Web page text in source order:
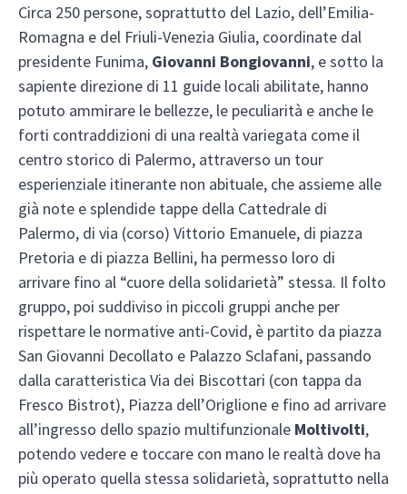
Circa 250 persone, soprattutto del Lazio, dell’Emilia-
Romagna e del Friuli-Venezia Giulia, coordinate dal
presidente Funima, Giovanni Bongiovanni, e sotto la
sapiente direzione di 11 guide locali abilitate, hanno
potuto ammirare le bellezze, le peculiarità e anche le
forti contraddizioni di una realtà variegata come il
centro storico di Palermo, attraverso un tour
esperienziale itinerante non abituale, che assieme alle
già note e splendide tappe della Cattedrale di
Palermo, di via (corso) Vittorio Emanuele, di piazza
Pretoria e di piazza Bellini, ha permesso loro di
arrivare fino al “cuore della solidarietà” stessa. Il folto
gruppo, poi suddiviso in piccoli gruppi anche per
rispettare le normative anti-Covid, è partito da piazza
San Giovanni Decollato e Palazzo Sclafani, passando
dalla caratteristica Via dei Biscottari (con tappa da
Fresco Bistrot), Piazza dell’Origlione e fino ad arrivare
all’ingresso dello spazio multifunzionale Moltivolti,
potendo vedere e toccare con mano le realtà dove ha
più operato quella stessa solidarietà, soprattutto nella